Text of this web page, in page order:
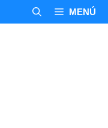
MENÚ